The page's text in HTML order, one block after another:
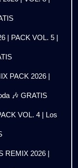
| PACK VOL. 5 |
PACK 2026 |
🎶 GRATIS
VOL. 4 | Los
REMIX 2026 |